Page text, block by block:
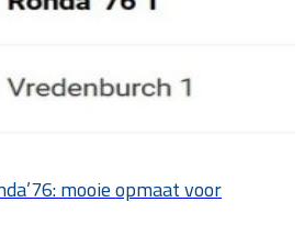
mooie opmaat voor